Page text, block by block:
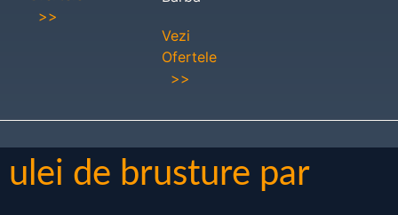
>>
Vezi
Ofertele
>>
ulei de brusture par